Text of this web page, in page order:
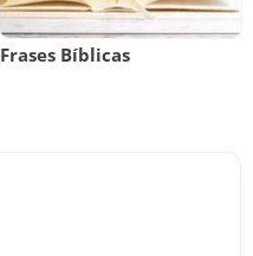
Frases Bíblicas